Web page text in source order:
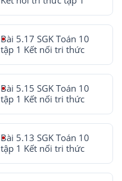
Bài 5.17 SGK Toán 10
tập 1 Kết nối tri thức
Bài 5.15 SGK Toán 10
tập 1 Kết nối tri thức
Bài 5.13 SGK Toán 10
tập 1 Kết nối tri thức